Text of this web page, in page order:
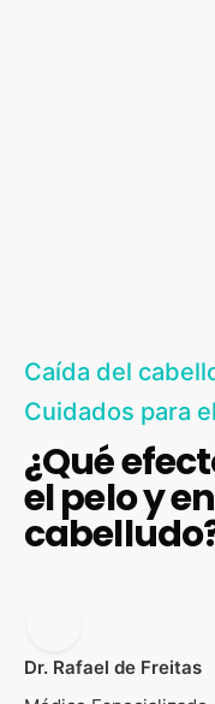
Caída del
Cuidados para
¿Qué
el pelo y
Dr. Rafael de Freitas